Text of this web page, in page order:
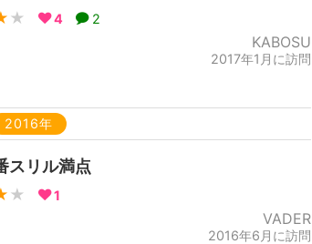
★ 4 2
KABOSU
2017年1月に訪問
2016年
スリル満点
★ 1
VADER
2016年6月に訪問